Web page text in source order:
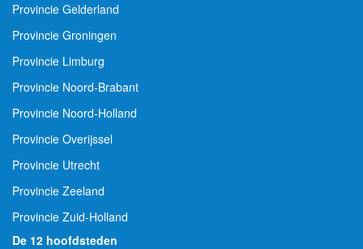
Provincie Gelderland
Provincie Groningen
Provincie Limburg
Provincie Noord-Brabant
Provincie Noord-Holland
Provincie Overijssel
Provincie Utrecht
Provincie Zeeland
Provincie Zuid-Holland
De 12 hoofdsteden